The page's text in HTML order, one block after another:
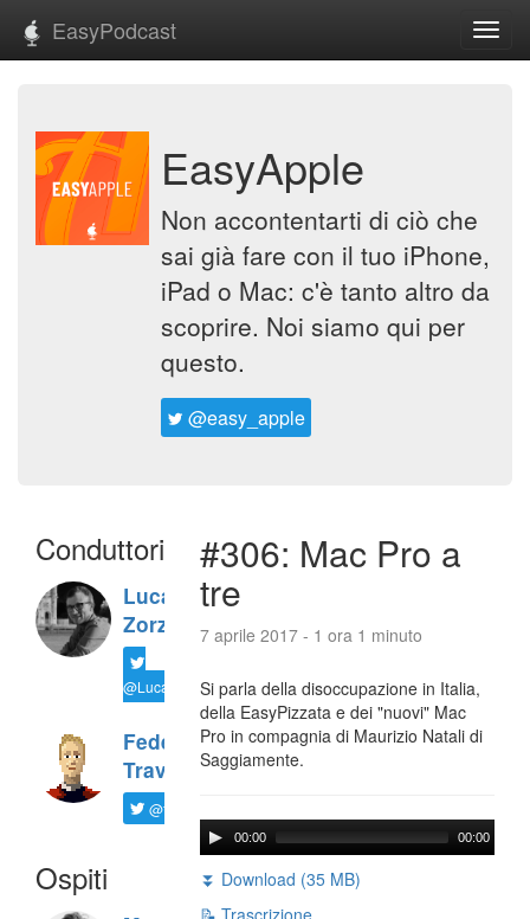
EasyPodcast
EasyApple
Non accontentarti di ciò che
sai già fare con il tuo iPhone,
iPad o Mac: c'è tanto altro da
scoprire. Noi siamo qui per
questo.
@easy_apple
Conduttori
Luca
Zorzi
@LucaTNT
Federico
Travaini
@ftrava
Ospiti
#306: Mac Pro a
tre
7 aprile 2017 - 1 ora 1 minuto
Si parla della disoccupazione in Italia,
della EasyPizzata e dei "nuovi" Mac
Pro in compagnia di Maurizio Natali di
Saggiamente.
00:00 00:00
⏬ Download (35 MB)
📝 Trascrizione